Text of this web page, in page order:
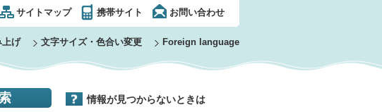
サイトマップ 携帯サイト お問い合わせ
上げ 文字サイズ・色合い変更 Foreign language
情報が見つからないときは